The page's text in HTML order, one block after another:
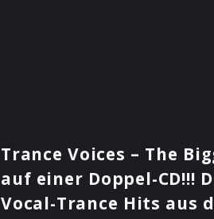
Trance Voices – The
auf einer Doppel-CD!!!
Vocal-Trance Hits aus